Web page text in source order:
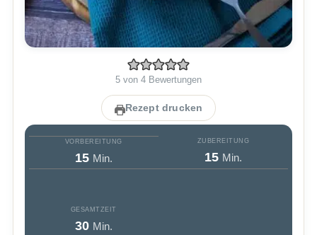
5 von 4 Bewertungen
Rezept drucken
VORBEREITUNG
15Minuten
Min.
ZUBEREITUNG
15Minuten
Min.
GESAMTZEIT
30Minuten
Min.